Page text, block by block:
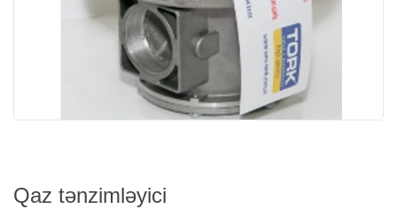
Qaz tənzimləyici